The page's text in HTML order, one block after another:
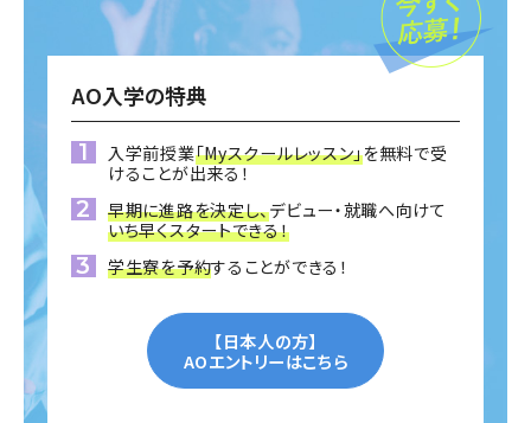
AO入学の特典
入学前授業「Myスクールレッスン」を無料で受
けることが出来る！
早期に進路を決定し、デビュー・就職へ向けて
いち早くスタートできる！
学生寮を予約することができる！
【日本人の方】
AOエントリーはこちら